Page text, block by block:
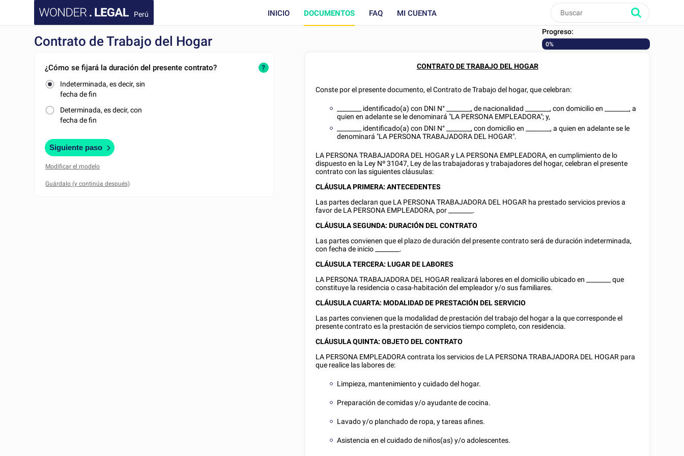
Perú INICIO DOCUMENTOS FAQ MI CUENTA
Contrato de Trabajo del Hogar
Progreso:
0%
¿Cómo se fijará la duración del presente contrato?
Indeterminada, es decir, sin
fecha de fin
Determinada, es decir, con
fecha de fin
?
Siguiente paso
Modificar el modelo
CONTRATO DE TRABAJO DEL HOGAR
Conste por el presente documento, el Contrato de Trabajo del hogar, que celebran:
identificado(a) con DNI N° , de nacionalidad , con domicilio en
, a
quien en adelante se le denominará "LA PERSONA EMPLEADORA"; y,
identificado(a) con DNI N° , con domicilio en
, a quien en adelante se le
denominará "LA PERSONA TRABAJADORA DEL HOGAR".
LA PERSONA TRABAJADORA DEL HOGAR y LA PERSONA EMPLEADORA, en cumplimiento de lo
dispuesto en la Ley Nº 31047, Ley de las trabajadoras y trabajadores del hogar, celebran el presente
contrato con las siguientes cláusulas:
CLÁUSULA PRIMERA: ANTECEDENTES
Las partes declaran que LA PERSONA TRABAJADORA DEL HOGAR ha prestado servicios previos a
favor de LA PERSONA EMPLEADORA, por
.
CLÁUSULA SEGUNDA: DURACIÓN DEL CONTRATO
Las partes convienen que el plazo de duración del presente contrato será de duración indeterminada,
con fecha de inicio
.
CLÁUSULA TERCERA: LUGAR DE LABORES
LA PERSONA TRABAJADORA DEL HOGAR realizará labores en el domicilio ubicado en
que
constituye la residencia o casa-habitación del empleador y/o sus familiares.
CLÁUSULA CUARTA: MODALIDAD DE PRESTACIÓN DEL SERVICIO
Las partes convienen que la modalidad de prestación del trabajo del hogar a la que corresponde el
presente contrato es la prestación de servicios tiempo completo, con residencia.
CLÁUSULA QUINTA: OBJETO DEL CONTRATO
LA PERSONA EMPLEADORA contrata los servicios de LA PERSONA TRABAJADORA DEL HOGAR para
que realice las labores de:
Limpieza, mantenimiento y cuidado del hogar.
Preparación de comidas y/o ayudante de cocina.
Lavado y/o planchado de ropa, y tareas afines.
Asistencia en el cuidado de niños(as) y/o adolescentes.